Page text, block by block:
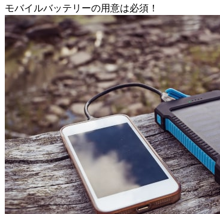
モバイルバッテリーの用意は必須！